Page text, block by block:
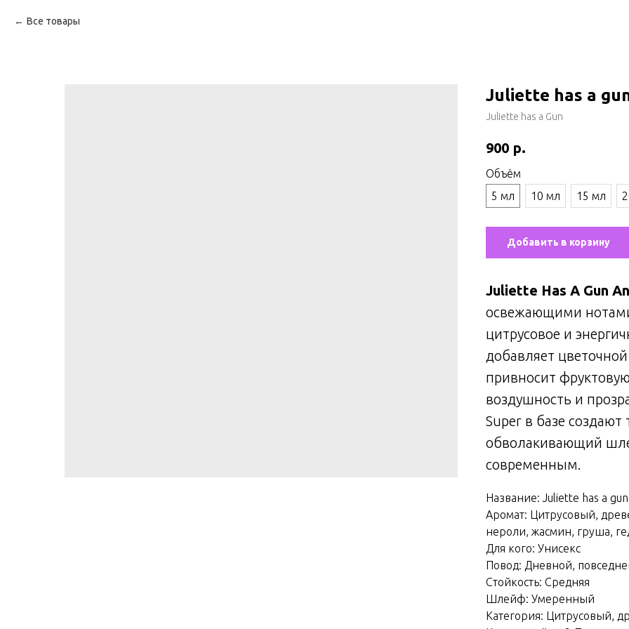
Все товары
Juliette has a
Juliette has a Gun
900 р.
Объём
5 мл
10 мл 15 мл
Добавить в корзину
Juliette Has A Gun
освежающими
цитрусовое и
добавляет
привносит
воздушность и
Super в базе
обволакивающий
современным.
Название: Juliette has a
Аромат: Цитрусовый,
нероли, жасмин, груша,
Для кого: Унисекс
Повод: Дневной,
Стойкость: Средняя
Шлейф: Умеренный
Категория: Цитрусовый,